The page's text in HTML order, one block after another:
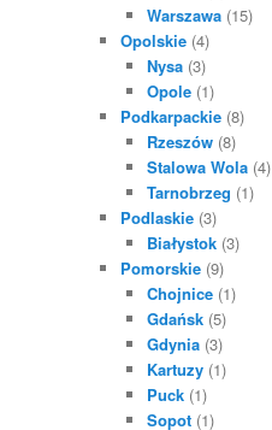
Warszawa (15)
Opolskie(4)
Nysa (3)
Opole (1)
Podkarpackie(8)
Rzeszów (8)
Stalowa Wola (4)
Tarnobrzeg (1)
Podlaskie(3)
Białystok (3)
Pomorskie(9)
Chojnice (1)
Gdańsk (5)
Gdynia (3)
Kartuzy (1)
Puck (1)
Sopot (1)